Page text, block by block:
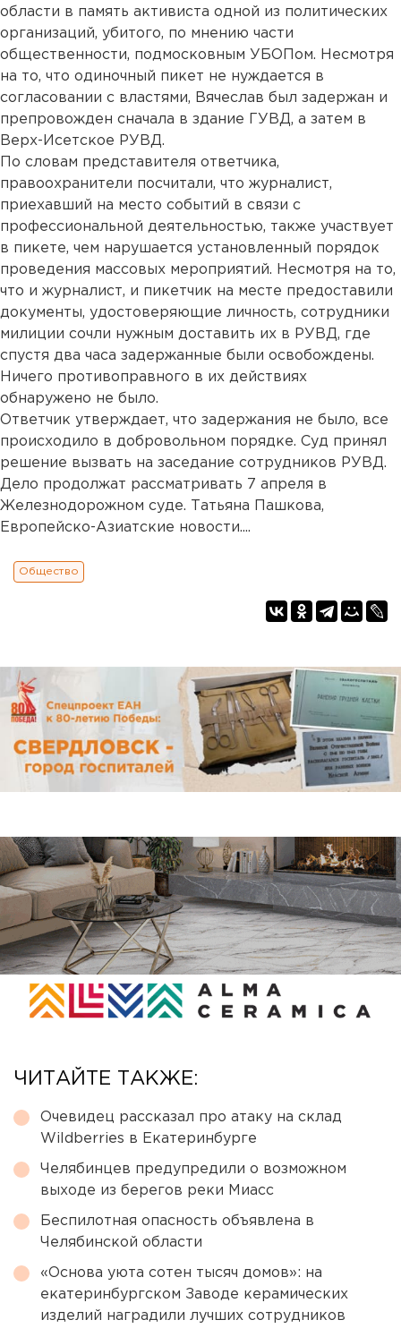
области в память активиста одной из политических
организаций, убитого, по мнению части
общественности, подмосковным УБОПом. Несмотря
на то, что одиночный пикет не нуждается в
согласовании с властями, Вячеслав был задержан и
препровожден сначала в здание ГУВД, а затем в
Верх-Исетское РУВД.
По словам представителя ответчика,
правоохранители посчитали, что журналист,
приехавший на место событий в связи с
профессиональной деятельностью, также участвует
в пикете, чем нарушается установленный порядок
проведения массовых мероприятий. Несмотря на то,
что и журналист, и пикетчик на месте предоставили
документы, удостоверяющие личность, сотрудники
милиции сочли нужным доставить их в РУВД, где
спустя два часа задержанные были освобождены.
Ничего противоправного в их действиях
обнаружено не было.
Ответчик утверждает, что задержания не было, все
происходило в добровольном порядке. Суд принял
решение вызвать на заседание сотрудников РУВД.
Дело продолжат рассматривать 7 апреля в
Железнодорожном суде. Татьяна Пашкова,
Европейско-Азиатские новости....
Общество
ЧИТАЙТЕ ТАКЖЕ:
Очевидец рассказал про атаку на склад
Wildberries в Екатеринбурге
Челябинцев предупредили о возможном
выходе из берегов реки Миасс
Беспилотная опасность объявлена в
Челябинской области
«Основа уюта сотен тысяч домов»: на
екатеринбургском Заводе керамических
изделий наградили лучших сотрудников